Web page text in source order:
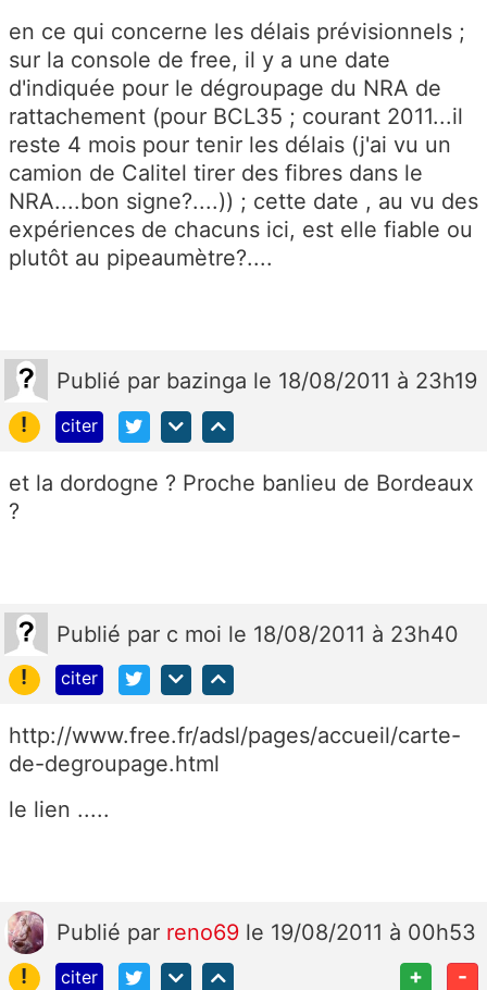
en ce qui concerne les délais prévisionnels ;
sur la console de free, il y a une date
d'indiquée pour le dégroupage du NRA de
rattachement (pour BCL35 ; courant 2011...il
reste 4 mois pour tenir les délais (j'ai vu un
camion de Calitel tirer des fibres dans le
NRA....bon signe?....)) ; cette date , au vu des
expériences de chacuns ici, est elle fiable ou
plutôt au pipeaumètre?....
Publié par bazinga le 18/08/2011 à 23h19
!
citer
et la dordogne ? Proche banlieu de Bordeaux
?
Publié par c moi le 18/08/2011 à 23h40
!
citer
http://www.free.fr/adsl/pages/accueil/carte-
de-degroupage.html
le lien .....
Publié par reno69 le 19/08/2011 à 00h53
!
citer + -